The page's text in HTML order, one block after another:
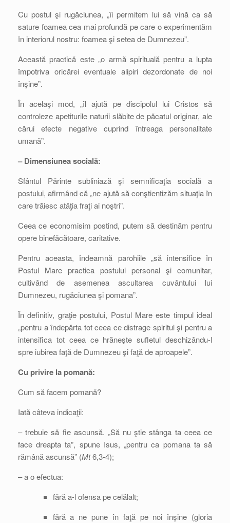
Cu postul şi rugăciunea, „îi permitem lui să vină ca să
sature foamea cea mai profundă pe care o experimentăm
în interiorul nostru: foamea şi setea de Dumnezeu”.
Această practică este „o armă spirituală pentru a lupta
împotriva oricărei eventuale alipiri dezordonate de noi
înşine”.
În acelaşi mod, „îl ajută pe discipolul lui Cristos să
controleze apetiturile naturii slăbite de păcatul originar, ale
cărui efecte negative cuprind întreaga personalitate
umană”.
– Dimensiunea socială:
Sfântul Părinte subliniază şi semnificaţia socială a
postului, afirmând că „ne ajută să conştientizăm situaţia în
care trăiesc atâţia fraţi ai noştri”.
Ceea ce economisim postind, putem să destinăm pentru
opere binefăcătoare, caritative.
Pentru aceasta, îndeamnă parohiile „să intensifice în
Postul Mare practica postului personal şi comunitar,
cultivând de asemenea ascultarea cuvântului lui
Dumnezeu, rugăciunea şi pomana”.
În definitiv, graţie postului, Postul Mare este timpul ideal
„pentru a îndepărta tot ceea ce distrage spiritul şi pentru a
intensifica tot ceea ce hrăneşte sufletul deschizându-l
spre iubirea faţă de Dumnezeu şi faţă de aproapele”.
Cu privire la pomană:
Cum să facem pomană?
Iată câteva indicaţii:
– trebuie să fie ascunsă. „Să nu ştie stânga ta ceea ce
face dreapta ta”, spune Isus, „pentru ca pomana ta să
rămână ascunsă” (Mt6,3-4);
– a o efectua:
fără a-l ofensa pe celălalt;
fără a ne pune în faţă pe noi înşine (gloria